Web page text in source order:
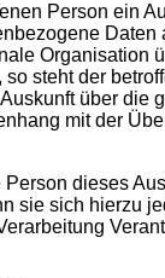
Person ein
Daten
Organisation
steht der
über die
mit der
dieses
sie sich hierzu